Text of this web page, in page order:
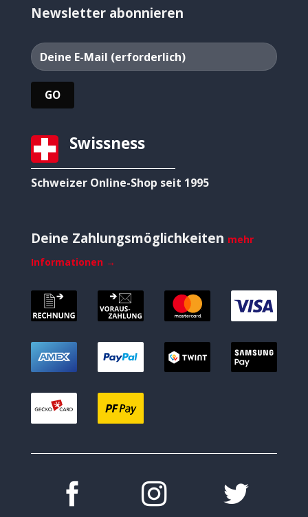
Newsletter abonnieren
Swissness
Schweizer Online-Shop seit 1995
Deine Zahlungsmöglichkeiten mehr
Informationen →